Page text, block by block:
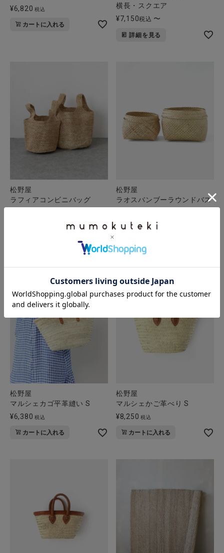
¥6,820 税込
カートに入れる
横長・スクエア
¥7,150税込 〜
詳細を見る
松野屋
ラフィアコンビニバッグ
松野屋
ラオスバンブーラウンドバス
ケット
9,900 税込
松野屋
マルシェカゴ平革縫い S
¥6,380 税込
カートに入れる
松野屋
マルシェかご革べり S
¥8,250 税込
カートに入れる